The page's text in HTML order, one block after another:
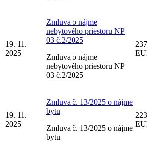
19. 11.
2025
Zmluva o nájme
nebytového priestoru NP
03 č.2/2025
Zmluva o nájme
nebytového priestoru NP
03 č.2/2025
19. 11.
2025
Zmluva č. 13/2025 o nájme
bytu
Zmluva č. 13/2025 o nájme
bytu